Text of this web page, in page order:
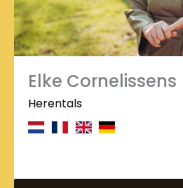
Elke Cornelissens
Herentals